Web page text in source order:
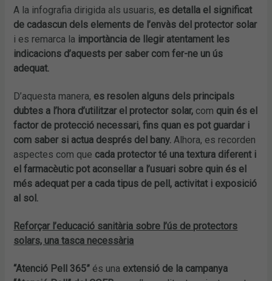
A la infografia dirigida als usuaris, es detalla el significat
de cadascun dels elements de l’envàs del protector solar
i es remarca la importància de llegir atentament les
indicacions d’aquests per saber com fer-ne un ús
adequat.
D’aquesta manera, es resolen alguns dels principals
dubtes a l’hora d’utilitzar el protector solar, com quin és el
factor de protecció necessari, fins quan es pot guardar i
com saber si actua després del bany. Alhora, es recorden
aspectes com que cada protector té una textura diferent i
el farmacèutic pot aconsellar a l’usuari sobre quin és el
més adequat per a cada tipus de pell, activitat i exposició
al sol.
Reforçar l’educació sanitària sobre l’ús de protectors
solars, una tasca necessària
“Atenció Pell 365” és una extensió de la campanya